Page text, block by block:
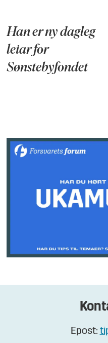
Han er ny dagleg
leiar for
Sønstebyfondet
Epost: